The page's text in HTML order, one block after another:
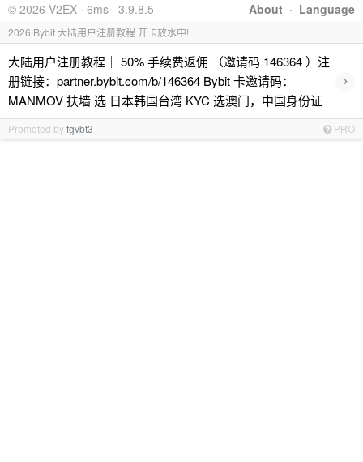
About · Language
© 2026 V2EX · 6ms · 3.9.8.5
2026 Bybit 大陆用户注册教程 开卡放水中!
大陆用户注册教程｜ 50% 手续费返佣 （邀请码 146364 ）注
册链接：partner.bybit.com/b/146364 Bybit 卡邀请码：
MANMOV 扶墙 选 日本韩国台湾 KYC 选澳门，中国身份证
›
Promoted byfgvbt3 PRO